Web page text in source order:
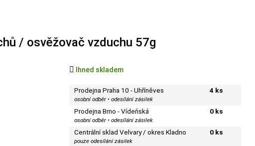
/ osvěžovač vzduchu 57g
 Ihned skladem
Prodejna Praha 10 - Uhříněves
osobní odběr • odesílání zásilek
4 ks
Prodejna Brno - Vídeňská
osobní odběr • odesílání zásilek
0 ks
Centrální sklad Velvary / okres Kladno
pouze odesílání zásilek
0 ks